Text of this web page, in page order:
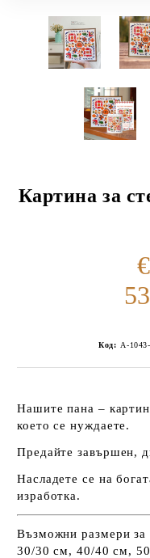
Картина за
Код: А-
Нашите пана –
което се нуждаете.
Предайте завършен,
Насладете се на
изработка.
Възможни размери
30/30 см, 40/40 см,